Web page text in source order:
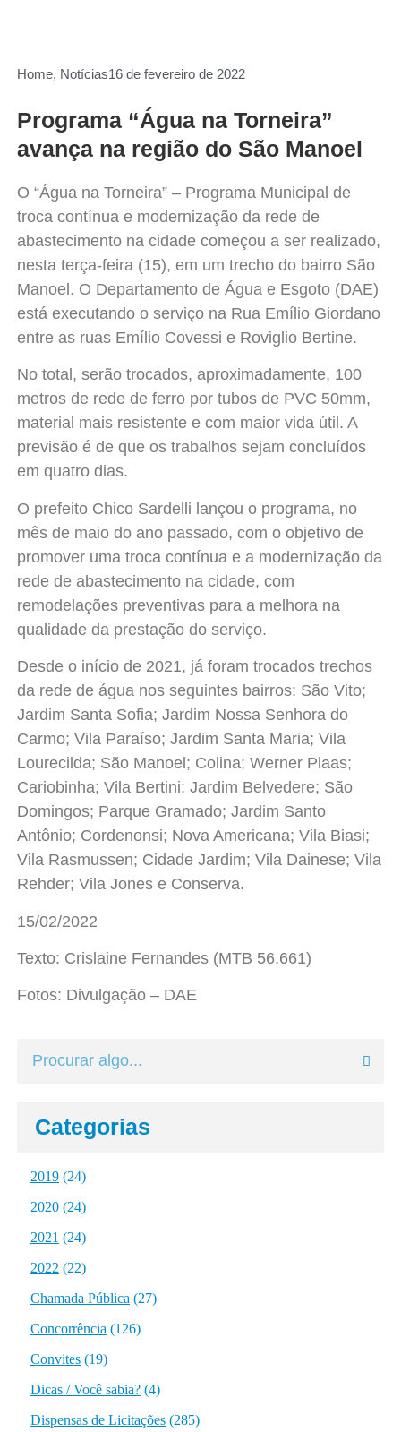
Home, Notícias16 de fevereiro de 2022
Programa “Água na Torneira”
avança na região do São Manoel
O “Água na Torneira” – Programa Municipal de
troca contínua e modernização da rede de
abastecimento na cidade começou a ser realizado,
nesta terça-feira (15), em um trecho do bairro São
Manoel. O Departamento de Água e Esgoto (DAE)
está executando o serviço na Rua Emílio Giordano
entre as ruas Emílio Covessi e Roviglio Bertine.
No total, serão trocados, aproximadamente, 100
metros de rede de ferro por tubos de PVC 50mm,
material mais resistente e com maior vida útil. A
previsão é de que os trabalhos sejam concluídos
em quatro dias.
O prefeito Chico Sardelli lançou o programa, no
mês de maio do ano passado, com o objetivo de
promover uma troca contínua e a modernização da
rede de abastecimento na cidade, com
remodelações preventivas para a melhora na
qualidade da prestação do serviço.
Desde o início de 2021, já foram trocados trechos
da rede de águanos seguintes bairros: São Vito;
Jardim Santa Sofia; Jardim Nossa Senhora do
Carmo; Vila Paraíso; Jardim Santa Maria; Vila
Lourecilda; São Manoel; Colina; Werner Plaas;
Cariobinha; Vila Bertini; Jardim Belvedere; São
Domingos; Parque Gramado; Jardim Santo
Antônio; Cordenonsi; Nova Americana; Vila Biasi;
Vila Rasmussen; Cidade Jardim; Vila Dainese; Vila
Rehder; Vila Jones e Conserva.
15/02/2022
Texto: Crislaine Fernandes (MTB 56.661)
Fotos: Divulgação – DAE
Categorias
2019(24)
2020(24)
2021 (24)
2022 (22)
Chamada Pública (27)
Concorrência (126)
Convites(19)
Dicas / Você sabia?(4)
Dispensas de Licitações(285)